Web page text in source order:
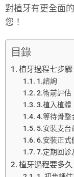
對植牙有更全面
您！
目錄
植牙過程七步驟
1.諮詢
2.術前評估
3.植入植體
4.等待骨整
5.安裝支台
6.安裝正式
7.定期回診
植牙過程要多